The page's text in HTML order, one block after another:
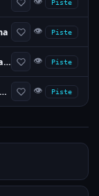
Piste
👁 Piste
Ahouzar Abdelaziz - - Adji Adroukh Irabi Ad3moKh 👁 Piste
Ahouzar Abdelaziz - - Ahidouss Amazighi 👁 Piste